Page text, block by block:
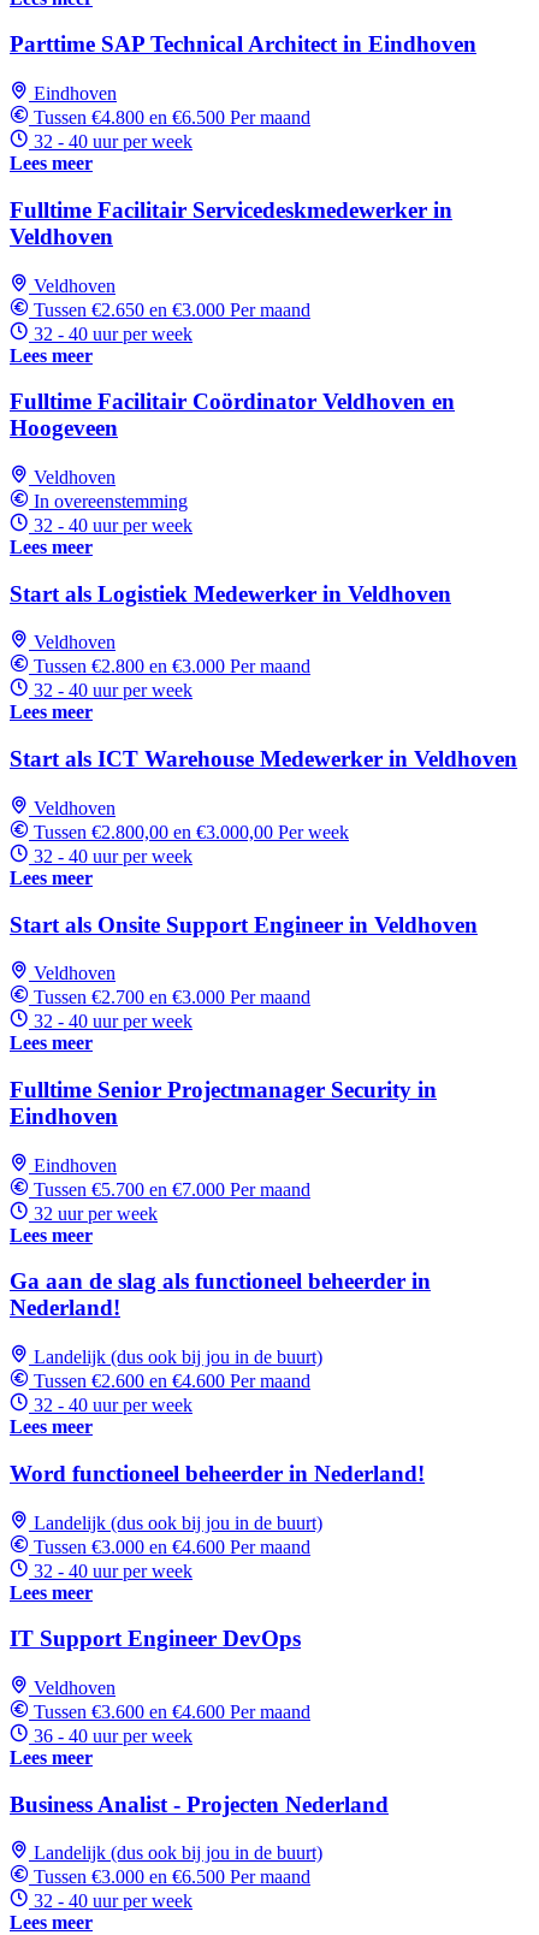
Parttime SAP Technical Architect in Eindhoven
Eindhoven
Tussen €4.800 en €6.500 Per maand
32 - 40 uur per week
Lees meer
Fulltime Facilitair Servicedeskmedewerker in
Veldhoven
Veldhoven
Tussen €2.650 en €3.000 Per maand
32 - 40 uur per week
Lees meer
Fulltime Facilitair Coördinator Veldhoven en
Hoogeveen
Veldhoven
In overeenstemming
32 - 40 uur per week
Lees meer
Start als Logistiek Medewerker in Veldhoven
Veldhoven
Tussen €2.800 en €3.000 Per maand
32 - 40 uur per week
Lees meer
Start als ICT Warehouse Medewerker in Veldhoven
Veldhoven
Tussen €2.800,00 en €3.000,00 Per week
32 - 40 uur per week
Lees meer
Start als Onsite Support Engineer in Veldhoven
Veldhoven
Tussen €2.700 en €3.000 Per maand
32 - 40 uur per week
Lees meer
Fulltime Senior Projectmanager Security in
Eindhoven
Eindhoven
Tussen €5.700 en €7.000 Per maand
32 uur per week
Lees meer
Ga aan de slag als functioneel beheerder in
Nederland!
Landelijk (dus ook bij jou in de buurt)
Tussen €2.600 en €4.600 Per maand
32 - 40 uur per week
Lees meer
Word functioneel beheerder in Nederland!
Landelijk (dus ook bij jou in de buurt)
Tussen €3.000 en €4.600 Per maand
32 - 40 uur per week
Lees meer
IT Support Engineer DevOps
Veldhoven
Tussen €3.600 en €4.600 Per maand
36 - 40 uur per week
Lees meer
Business Analist - Projecten Nederland
Landelijk (dus ook bij jou in de buurt)
Tussen €3.000 en €6.500 Per maand
32 - 40 uur per week
Lees meer